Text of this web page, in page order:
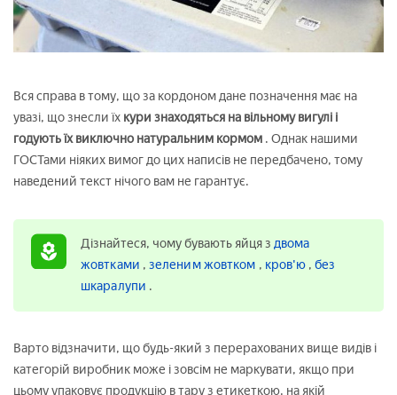
Вся справа в тому, що за кордоном дане позначення має на
увазі, що знесли їх кури знаходяться на вільному вигулі і
годують їх виключно натуральним кормом . Однак нашими
ГОСТами ніяких вимог до цих написів не передбачено, тому
наведений текст нічого вам не гарантує.
Дізнайтеся, чому бувають яйця з двома
жовтками , зеленим жовтком , кров'ю ,без
шкаралупи .
Варто відзначити, що будь-який з перерахованих вище видів і
категорій виробник може і зовсім не маркувати, якщо при
цьому упаковує продукцію в тару з етикеткою, на якій